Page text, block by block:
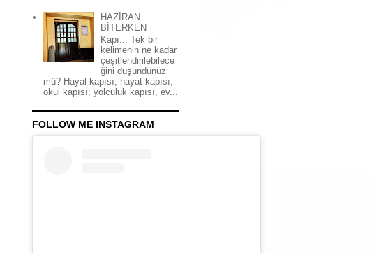
HAZİRAN
BİTERKEN
Kapı... Tek bir
kelimenin ne kadar
çeşitlendirilebilece
ğini düşündünüz
mü? Hayal kapısı; hayat kapısı;
okul kapısı; yolculuk kapısı, ev...
FOLLOW ME INSTAGRAM